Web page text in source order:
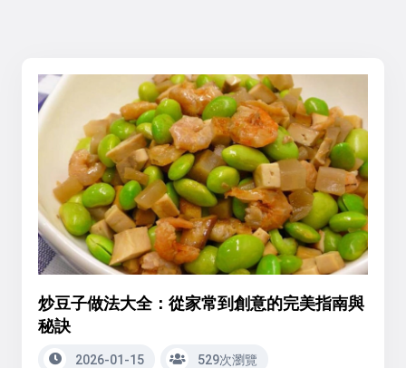
炒豆子做法大全：從家常到創意的完美指南與
秘訣
2026-01-15 529次瀏覽